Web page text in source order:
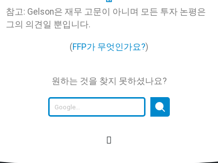
참고: Gelson은 재무 고문이 아니며 모든 투자 논평은
그의 의견일 뿐입니다.
(FFP가 무엇인가요?)
원하는 것을 찾지 못하셨나요?